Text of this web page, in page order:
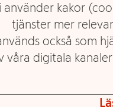
konsumeras inom 5
använder kakor
tjänster mer
också som
våra digitala